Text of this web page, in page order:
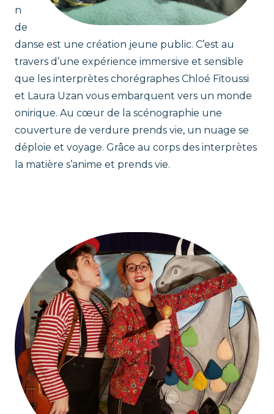
s
n
de
danse est une création jeune public. C’est au
travers d’une expérience immersive et sensible
que les interprètes chorégraphes Chloé Fitoussi
et Laura Uzan vous embarquent vers un monde
onirique. Au cœur de la scénographie une
couverture de verdure prends vie, un nuage se
déploie et voyage. Grâce au corps des interprètes
la matière s’anime et prends vie.